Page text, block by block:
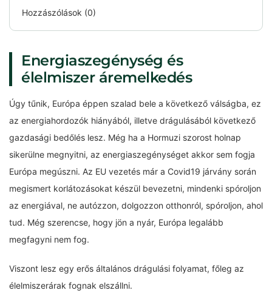
Hozzászólások (0)
Energiaszegénység és
élelmiszer áremelkedés
Úgy tűnik, Európa éppen szalad bele a következő válságba, ez
az energiahordozók hiányából, illetve drágulásából következő
gazdasági bedőlés lesz. Még ha a Hormuzi szorost holnap
sikerülne megnyitni, az energiaszegénységet akkor sem fogja
Európa megúszni. Az EU vezetés már a Covid19 járvány során
megismert korlátozásokat készül bevezetni, mindenki spóroljon
az energiával, ne autózzon, dolgozzon otthonról, spóroljon, ahol
tud. Még szerencse, hogy jön a nyár, Európa legalább
megfagyni nem fog.
Viszont lesz egy erős általános drágulási folyamat, főleg az
élelmiszerárak fognak elszállni.